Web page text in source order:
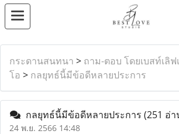
กระดานสนทนา > ถาม-ตอบ โดยเบสท์เลิฟ
โอ > กลยุทธ์นี้มีข้อดีหลายประการ
กลยุทธ์นี้มีข้อดีหลายประการ (251 อ่า
24 พ.ย. 2566 14:48